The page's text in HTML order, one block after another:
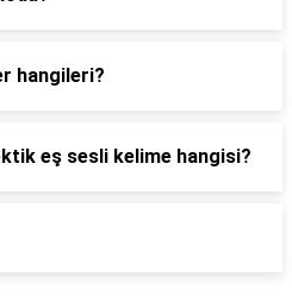
hangileri?
eş sesli kelime hangisi?